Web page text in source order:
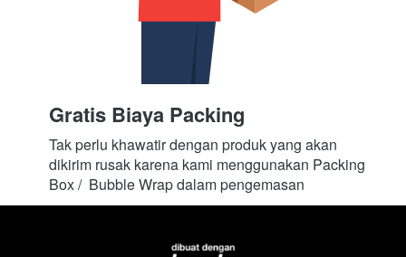
Gratis Biaya Packing
Tak perlu khawatir dengan produk yang akan
dikirim rusak karena kami menggunakan Packing
Box /  Bubble Wrap dalam pengemasan